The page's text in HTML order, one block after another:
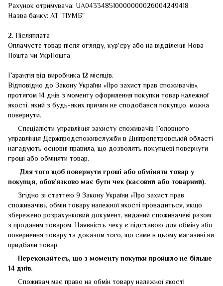
Рахунок отримувача: UA043348510000000026004249418
Назва банку: АТ "ПУМБ"
2. Післяплата
Оплачуєте товар після огляду, кур'єру або на відділенні Нова
Пошта чи УкрПошта
Гарантія від виробника 12 місяців.
Відповідно до Закону України «Про захист прав споживачів»,
протягом 14 днів з моменту оформлення покупки товар належної
якості, який з будь-яких причин не сподобався покупцю, можна
повернути.
Спеціалісти управління захисту споживачів Головного
управління Держпродспоживслужби в Дніпропетровській області
нагадують основні правила, що дозволять покупцеві повернути
гроші або обміняти товар.
Для того щоб повернути гроші або обміняти товар у
покупця, обов’язково має бути чек (касовий або товарний).
Згідно зі статтею 9 Закону України «Про захист прав
споживачів», обмін товару належної якості провадиться, якщо
збережено розрахунковий документ, виданий споживачеві разом
з проданим товаром. Наявність чеку є підставою для обміну або
повернення товару та доказом того, що саме в цьому магазині ви
придбали товар.
Переконайтесь, що з моменту покупки пройшло не більше
14 днів.
Споживач має право на обмін товару належної якості